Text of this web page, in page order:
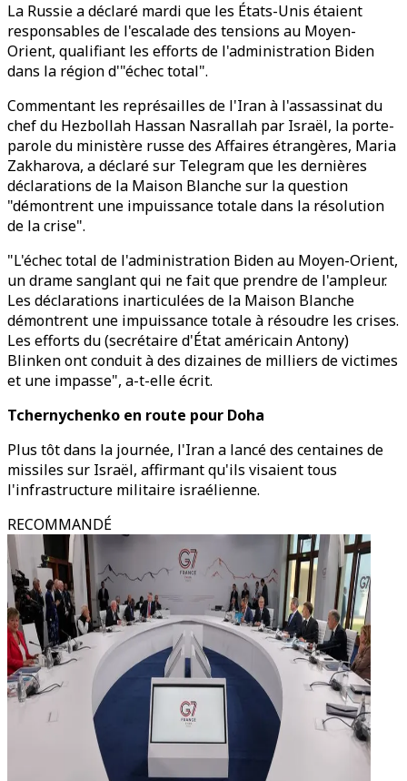
La Russie a déclaré mardi que les États-Unis étaient
responsables de l'escalade des tensions au Moyen-
Orient, qualifiant les efforts de l'administration Biden
dans la région d'"échec total".
Commentant les représailles de l'Iran à l'assassinat du
chef du Hezbollah Hassan Nasrallah par Israël, la porte-
parole du ministère russe des Affaires étrangères, Maria
Zakharova, a déclaré sur Telegram que les dernières
déclarations de la Maison Blanche sur la question
"démontrent une impuissance totale dans la résolution
de la crise".
"L'échec total de l'administration Biden au Moyen-Orient,
un drame sanglant qui ne fait que prendre de l'ampleur.
Les déclarations inarticulées de la Maison Blanche
démontrent une impuissance totale à résoudre les crises.
Les efforts du (secrétaire d'État américain Antony)
Blinken ont conduit à des dizaines de milliers de victimes
et une impasse", a-t-elle écrit.
Tchernychenko en route pour Doha
Plus tôt dans la journée, l'Iran a lancé des centaines de
missiles sur Israël, affirmant qu'ils visaient tous
l'infrastructure militaire israélienne.
RECOMMANDÉ